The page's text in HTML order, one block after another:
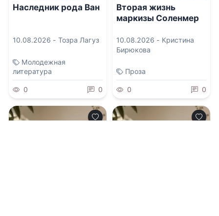
Наследник рода Ван
10.08.2026 - Тозра Лагуз
Молодежная
литература
0 0
Вторая жизнь
маркизы Соленмер
10.08.2026 - Кристина
Бирюкова
Проза
0 0